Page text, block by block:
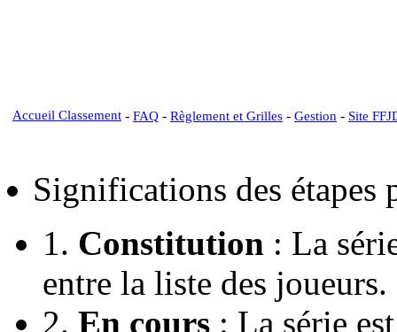
Accueil Classement - FAQ - Règlement et Grilles - Gestion - Site
Significations des
1. Constitution : La
entre la liste des joueurs.
2. En cours : La série